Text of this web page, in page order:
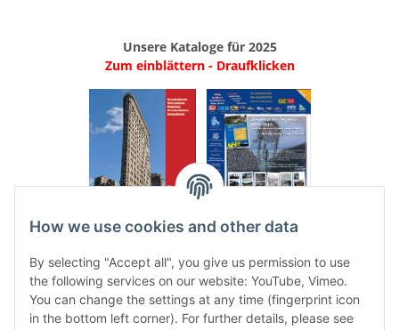
Unsere Kataloge für 2025
Zum einblättern - Draufklicken
. ..
Categories
How we use cookies and other data
By selecting "Accept all", you give us permission to use
the following services on our website: YouTube, Vimeo.
You can change the settings at any time (fingerprint icon
in the bottom left corner). For further details, please see